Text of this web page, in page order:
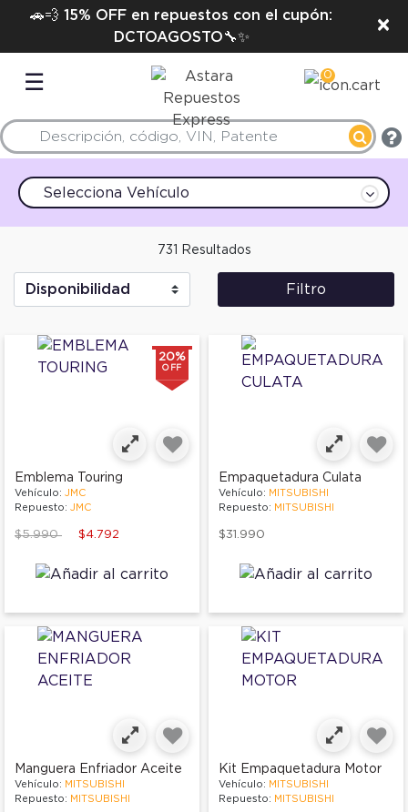
🚗💨 15% OFF en repuestos con el cupón:
DCTOAGOSTO🔧✨
×
☰ 0
Selecciona Vehículo
731 Resultados
Filtro
20%
OFF
Emblema Touring
Vehículo: JMC
Repuesto: JMC
Price reduced from
$5.990to $4.792
Empaquetadura Culata
Vehículo: MITSUBISHI
Repuesto: MITSUBISHI
$31.990
Manguera Enfriador Aceite
Vehículo: MITSUBISHI
Repuesto: MITSUBISHI
Kit Empaquetadura Motor
Vehículo: MITSUBISHI
Repuesto: MITSUBISHI